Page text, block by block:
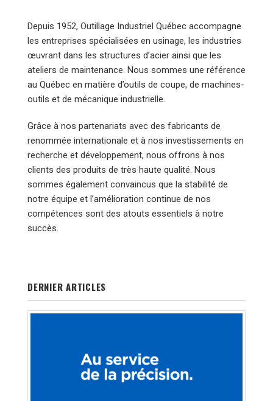
Depuis 1952, Outillage Industriel Québec accompagne
les entreprises spécialisées en usinage, les industries
œuvrant dans les structures d’acier ainsi que les
ateliers de maintenance. Nous sommes une référence
au Québec en matière d’outils de coupe, de machines-
outils et de mécanique industrielle.
Grâce à nos partenariats avec des fabricants de
renommée internationale et à nos investissements en
recherche et développement, nous offrons à nos
clients des produits de très haute qualité. Nous
sommes également convaincus que la stabilité de
notre équipe et l’amélioration continue de nos
compétences sont des atouts essentiels à notre
succès.
DERNIER ARTICLES